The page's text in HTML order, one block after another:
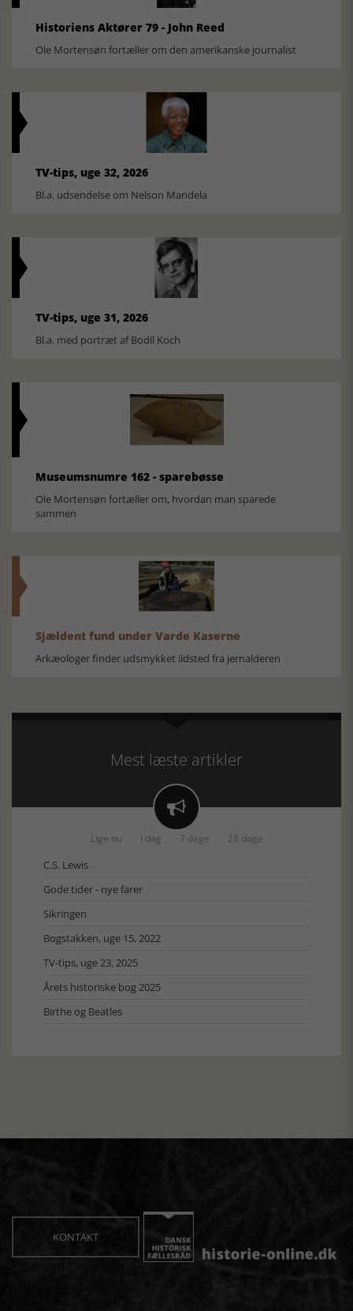
Historiens Aktører 79 - John Reed
Ole Mortensøn fortæller om den amerikanske journalist
TV-tips, uge 32, 2026
Bl.a. udsendelse om Nelson Mandela
TV-tips, uge 31, 2026
Bl.a. med portræt af Bodil Koch
Museumsnumre 162 - sparebøsse
Ole Mortensøn fortæller om, hvordan man sparede
sammen
Sjældent fund under Varde Kaserne
Arkæologer finder udsmykket ildsted fra jernalderen
Mest læste artikler

Lige nu I dag 7 dage 28 dage
C.S. Lewis
Gode tider - nye farer
Sikringen
Bogstakken, uge 15, 2022
TV-tips, uge 23, 2025
Årets historiske bog 2025
Birthe og Beatles
KONTAKT